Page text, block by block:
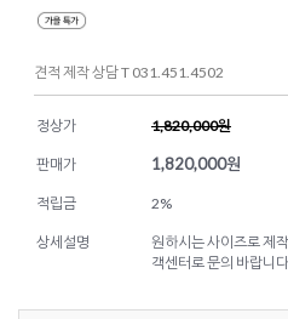
견적 제작 상담 T 031.451.4502
정상가 1,820,000원
판매가 1,820,000원
적립금 2%
상세설명
원하시는 사이즈로 제
객센터로 문의 바랍니다